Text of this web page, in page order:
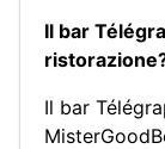
Il bar
Il bar